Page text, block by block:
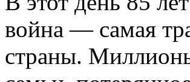
война — самая
страны.